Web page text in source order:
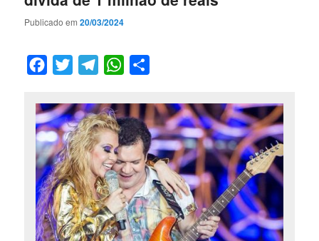
Publicado em20/03/2024
Facebook
Twitter TelegramWhatsApp